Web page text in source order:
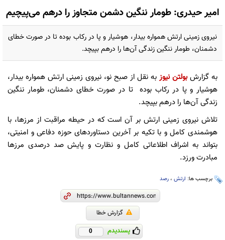
امیر حیدری: طومار ننگین دشمن متجاوز‌ را در‌هم‌ می‌پیچیم
نیروی زمینی ارتش همواره بیدار، هوشیار و پا در رکاب بوده تا در صورت خطای
دشمنان، طومار ننگین زندگی آن‌ها را درهم بپیچد.
به گزارشبولتن نیوز به نقل از صبح نو، نیروی زمینی ارتش همواره بیدار،
هوشیار و پا در رکاب بوده تا در صورت خطای دشمنان، طومار ننگین
زندگی آن‌ها را درهم بپیچد.
تلاش نیروی زمینی ارتش بر آن است که در حیطه مراقبت از مرزها، با
هوشمندی کامل و با تکیه بر آخرین دستاوردهای حوزه دفاعی و امنیتی،
بتواند به اشراف اطلاعاتی کامل و نظارت و پایش صد درصدی مرزها
مبادرت ورزد.
برچسب ها: ارتش ، رصد
گزارش خطا
پسندیدم 0